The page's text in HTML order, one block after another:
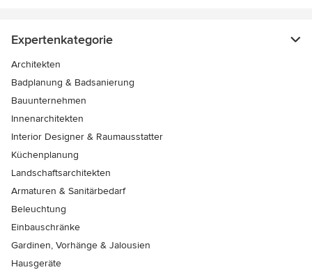
Expertenkategorie
Architekten
Badplanung & Badsanierung
Bauunternehmen
Innenarchitekten
Interior Designer & Raumausstatter
Küchenplanung
Landschaftsarchitekten
Armaturen & Sanitärbedarf
Beleuchtung
Einbauschränke
Gardinen, Vorhänge & Jalousien
Hausgeräte